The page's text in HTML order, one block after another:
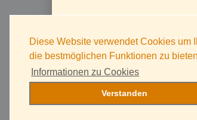
Diese Website verwendet Cookies um
die bestmöglichen Funktionen zu
Informationen zu Cookies
Verstanden